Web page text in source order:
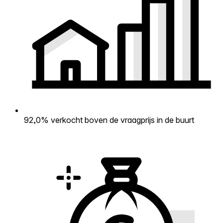
92,0% verkocht boven de vraagprijs in de buurt